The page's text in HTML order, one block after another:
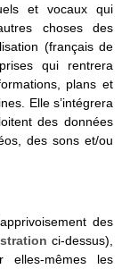
et vocaux qui
choses des
(français de
qui rentrera
plans et
Elle s’intégrera
des données
des sons et/ou
des
ci-dessus),
elles-mêmes les